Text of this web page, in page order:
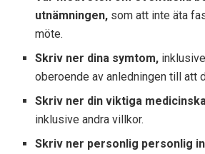
utnämningen, som att inte äta
möte.
Skriv ner dina symtom,
oberoende av anledningen till att
Skriv ner din viktiga
inklusive andra villkor.
Skriv ner personlig personlig